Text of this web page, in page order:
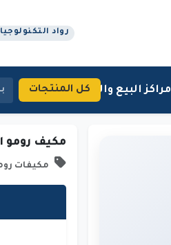
رواد التكنولوجيا
مراكز البيع والتوزيع اتصل بنا
كل المنتجات
مكيف رومو
مكيفات